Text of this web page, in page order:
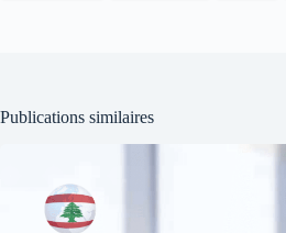
Publications similaires